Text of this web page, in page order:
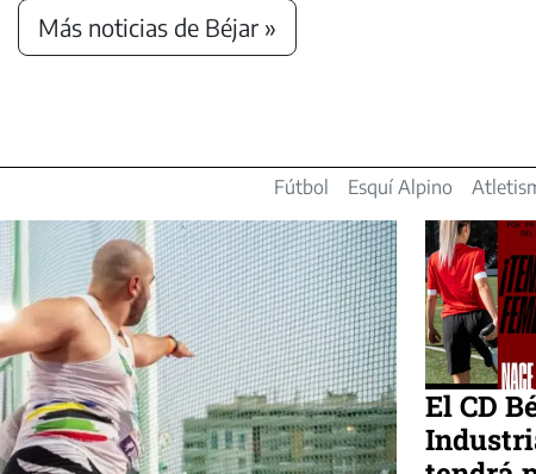
Más noticias de Béjar »
Fútbol Esquí Alpino
El CD